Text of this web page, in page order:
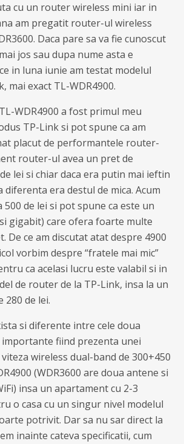
cu un router wireless mini iar in
am pregatit router-ul wireless
Daca pare sa va fie cunoscut
jos sau dupa nume asta e
in luna iunie am testat modelul
mai exact TL-WDR4900.
WDR4900 a fost primul meu
TP-Link si pot spune ca am
placut de performantele router-
router-ul avea un pret de
lei si chiar daca era putin mai ieftin
diferenta era destul de mica. Acum
500 de lei si pot spune ca este un
gigabit) care ofera foarte multe
De ce am discutat atat despre 4900
vorbim despre “fratele mai mic”
ca acelasi lucru este valabil si in
de router de la TP-Link, insa la un
280 de lei.
si diferente intre cele doua
importante fiind prezenta unei
wireless dual-band de 300+450
(WDR3600 are doua antene si
insa un apartament cu 2-3
o casa cu un singur nivel modelul
potrivit. Dar sa nu sar direct la
inainte cateva specificatii, cum